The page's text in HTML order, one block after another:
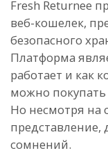
Fresh Returnee
веб-кошелек,
безопасного
Платформа
работает и как
можно
Но несмотря на
сомнений.